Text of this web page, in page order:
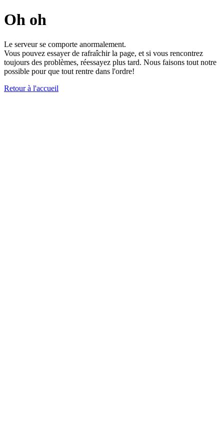
Oh oh
Le serveur se comporte anormalement.
Vous pouvez essayer de rafraîchir la page, et si vous rencontrez
toujours des problèmes, réessayez plus tard. Nous faisons tout notre
possible pour que tout rentre dans l'ordre!
Retour à l'accueil